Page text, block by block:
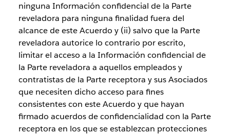
ninguna Información confidencial de la Parte
reveladora para ninguna finalidad fuera del
alcance de este Acuerdo y (ii) salvo que la Parte
reveladora autorice lo contrario por escrito,
limitar el acceso a la Información confidencial de
la Parte reveladora a aquellos empleados y
contratistas de la Parte receptora y sus Asociados
que necesiten dicho acceso para fines
consistentes con este Acuerdo y que hayan
firmado acuerdos de confidencialidad con la Parte
receptora en los que se establezcan protecciones